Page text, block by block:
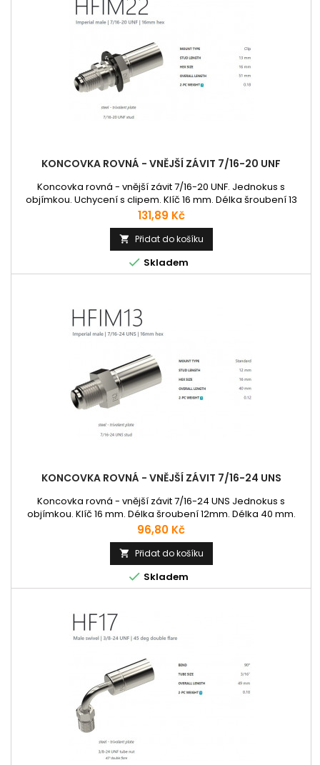
KONCOVKA ROVNÁ - VNĚJŠÍ ZÁVIT 7/16-20 UNF
Koncovka rovná - vnější závit 7/16-20 UNF. Jednokus s
objímkou. Uchycení s clipem. Klíč 16 mm. Délka šroubení 13
mm. Délka 51 mm.
Cena
131,89 Kč
 Přidat do košíku
 Skladem
KONCOVKA ROVNÁ - VNĚJŠÍ ZÁVIT 7/16-24 UNS
Koncovka rovná - vnější závit 7/16-24 UNS Jednokus s
objímkou. Klíč 16 mm. Délka šroubení 12mm. Délka 40 mm.
Cena
96,80 Kč
 Přidat do košíku
 Skladem